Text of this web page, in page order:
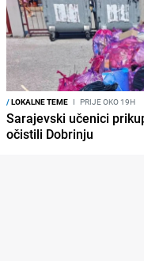
/LOKALNE TEME I PRIJE OKO 19H
Sarajevski učenici
očistili Dobrinju